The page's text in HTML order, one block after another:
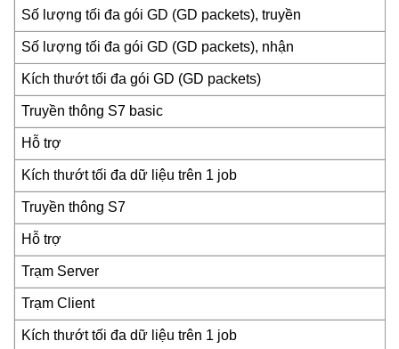
Số lượng tối đa gói GD (GD packets), truyền
Số lượng tối đa gói GD (GD packets), nhận
Kích thướt tối đa gói GD (GD packets)
Truyền thông S7 basic
Hỗ trợ
Kích thướt tối đa dữ liệu trên 1 job
Truyền thông S7
Hỗ trợ
Trạm Server
Trạm Client
Kích thướt tối đa dữ liệu trên 1 job